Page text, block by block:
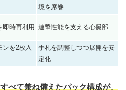
境を席巻
即時再利用 連撃性能を支える心臓部
ンを2枚入
手札を調整しつつ展開を安
定化
べて兼ね備えたパック構成が、